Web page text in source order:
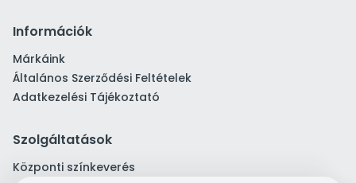
Információk
Márkáink
Általános Szerződési Feltételek
Adatkezelési Tájékoztató
Szolgáltatások
Központi színkeverés